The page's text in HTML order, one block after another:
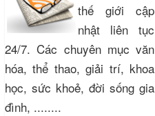
thế giới cập
nhật liên tục
24/7. Các chuyên mục văn
hóa, thể thao, giải trí, khoa
học, sức khoẻ, đời sống gia
đình, ........